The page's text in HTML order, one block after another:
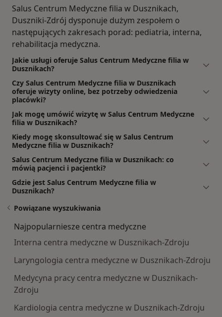
Salus Centrum Medyczne filia w Dusznikach,
Duszniki-Zdrój dysponuje dużym zespołem o
następujących zakresach porad: pediatria, interna,
rehabilitacja medyczna.
Jakie usługi oferuje Salus Centrum Medyczne filia w
Dusznikach?
Czy Salus Centrum Medyczne filia w Dusznikach
oferuje wizyty online, bez potrzeby odwiedzenia
placówki?
Jak mogę umówić wizytę w Salus Centrum Medyczne
filia w Dusznikach?
Kiedy mogę skonsultować się w Salus Centrum
Medyczne filia w Dusznikach?
Salus Centrum Medyczne filia w Dusznikach: co
mówią pacjenci i pacjentki?
Gdzie jest Salus Centrum Medyczne filia w
Dusznikach?
Powiązane wyszukiwania
Najpopularniesze centra medyczne
Interna centra medyczne w Dusznikach-Zdroju
Laryngologia centra medyczne w Dusznikach-Zdroju
Medycyna pracy centra medyczne w Dusznikach-
Zdroju
Kardiologia centra medyczne w Dusznikach-Zdroju